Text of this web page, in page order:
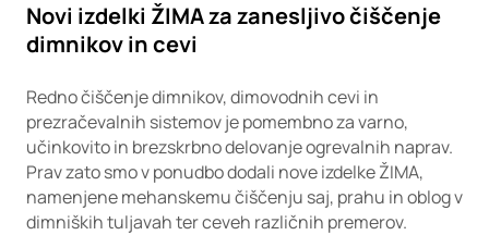
Novi izdelki ŽIMA za zanesljivo čiščenje
dimnikov in cevi
Redno čiščenje dimnikov, dimovodnih cevi in
prezračevalnih sistemov je pomembno za varno,
učinkovito in brezskrbno delovanje ogrevalnih naprav.
Prav zato smo v ponudbo dodali nove izdelke ŽIMA,
namenjene mehanskemu čiščenju saj, prahu in oblog v
dimniških tuljavah ter ceveh različnih premerov.